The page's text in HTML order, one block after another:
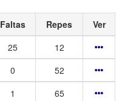
Faltas Repes
Ver
25
12
0
52
1
65